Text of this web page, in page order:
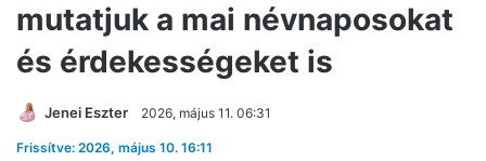
mutatjuk a mai névnaposokat
és érdekességeket is
Jenei Eszter 2026, május 11. 06:31
Frissítve: 2026, május 10. 16:11